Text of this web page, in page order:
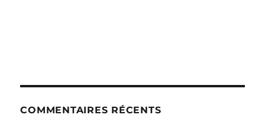
COMMENTAIRES RÉCENTS